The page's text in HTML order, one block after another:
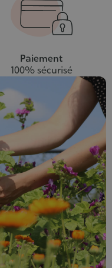
Paiement
100% sécurisé